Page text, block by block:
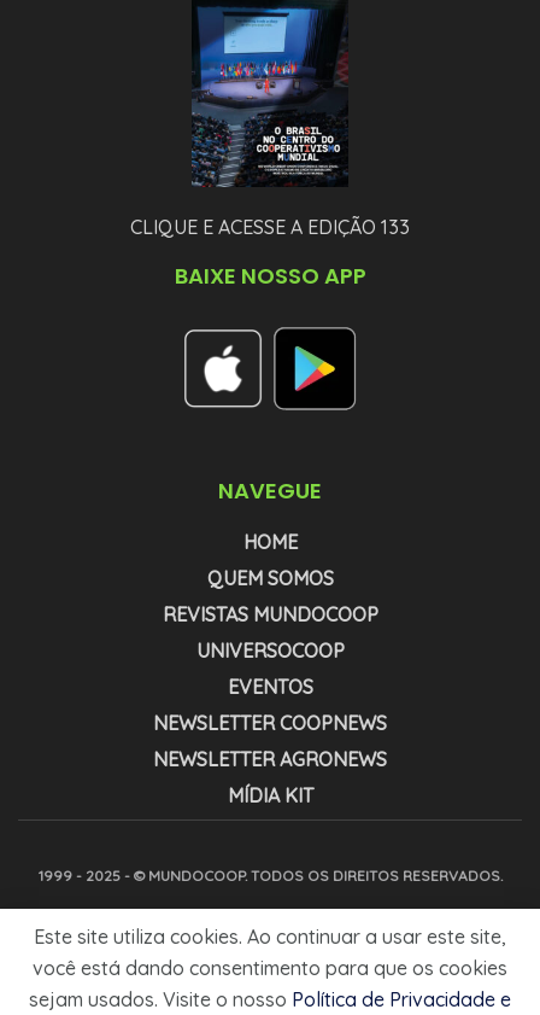
CLIQUE E ACESSE A EDIÇÃO 133
BAIXE NOSSO APP
NAVEGUE
HOME
QUEM SOMOS
REVISTAS MUNDOCOOP
UNIVERSOCOOP
EVENTOS
NEWSLETTER COOPNEWS
NEWSLETTER AGRONEWS
MÍDIA KIT
1999 - 2025 - © MUNDOCOOP. TODOS OS DIREITOS RESERVADOS.
Este site utiliza cookies. Ao continuar a usar este site,
você está dando consentimento para que os cookies
sejam usados. Visite o nosso Política de Privacidade e